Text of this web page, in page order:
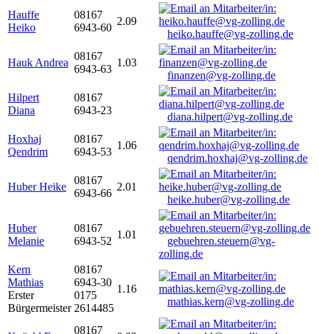
Hauffe
Heiko
08167
6943-60
2.09
heiko.hauffe@vg-zolling.de
Hauk Andrea
08167
6943-63
1.03
finanzen@vg-zolling.de
Hilpert
Diana
08167
6943-23
diana.hilpert@vg-zolling.de
Hoxhaj
Qendrim
08167
6943-53
1.06
qendrim.hoxhaj@vg-zolling.de
Huber Heike
08167
6943-66
2.01
heike.huber@vg-zolling.de
Huber
Melanie
08167
6943-52
1.01
gebuehren.steuern@vg-
zolling.de
Kern
Mathias
Erster
Bürgermeister
08167
6943-30
0175
2614485
1.16
mathias.kern@vg-zolling.de
08167